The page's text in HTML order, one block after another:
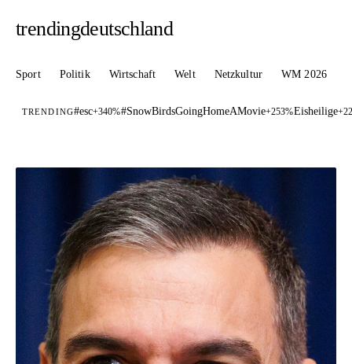
trendingdeutschland
Sport Politik Wirtschaft Welt Netzkultur WM 2026
TRENDING#esc+340%#SnowBirdsGoingHomeAMovie+253%Eisheilige